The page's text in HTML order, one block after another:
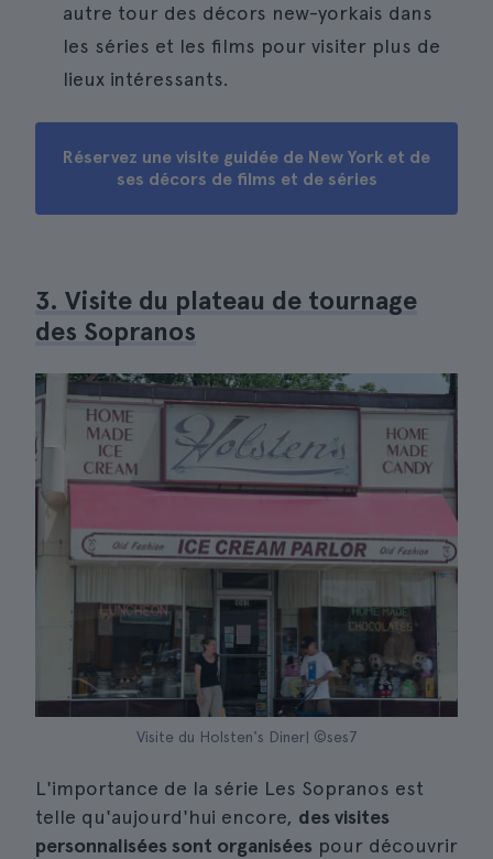
autre tour des décors new-yorkais dans
les séries et les films pour visiter plus de
lieux intéressants.
Réservez une visite guidée de New York et de
ses décors de films et de séries
3. Visite du plateau de tournage
des Sopranos
Visite du Holsten's Diner| ©ses7
L'importance de la série Les Sopranos est
telle qu'aujourd'hui encore, des visites
personnalisées sont organisées pour découvrir